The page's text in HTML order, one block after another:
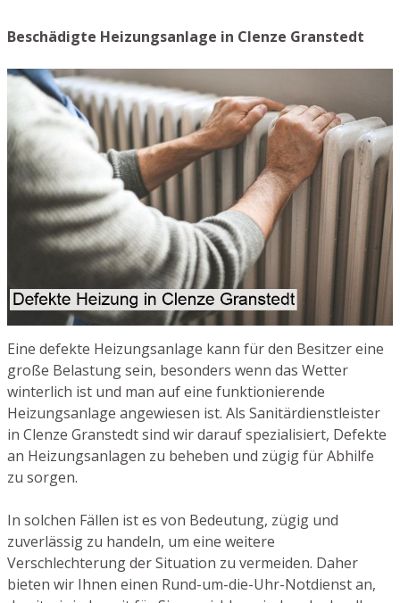
Beschädigte Heizungsanlage in Clenze Granstedt
Eine defekte Heizungsanlage kann für den Besitzer eine
große Belastung sein, besonders wenn das Wetter
winterlich ist und man auf eine funktionierende
Heizungsanlage angewiesen ist. Als Sanitärdienstleister
in Clenze Granstedt sind wir darauf spezialisiert, Defekte
an Heizungsanlagen zu beheben und zügig für Abhilfe
zu sorgen.
In solchen Fällen ist es von Bedeutung, zügig und
zuverlässig zu handeln, um eine weitere
Verschlechterung der Situation zu vermeiden. Daher
bieten wir Ihnen einen Rund-um-die-Uhr-Notdienst an,